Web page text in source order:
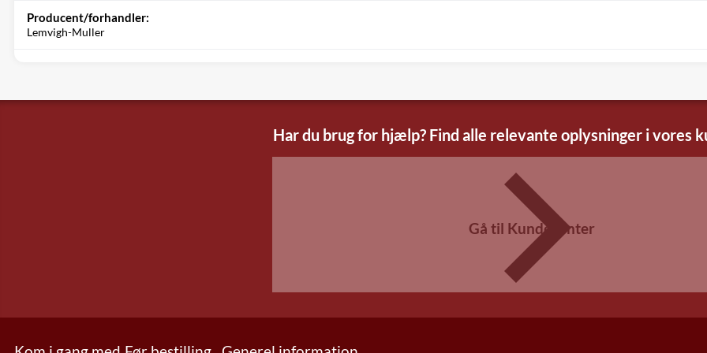
Producent/forhandler:
Lemvigh-Muller
Har du brug for hjælp? Find alle relevante oplysninger i vores
Gå til Kundecenter